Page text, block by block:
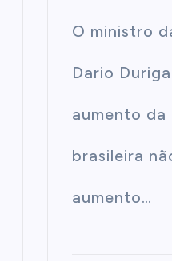
O ministro
Dario
aumento da
brasileira
aumento…